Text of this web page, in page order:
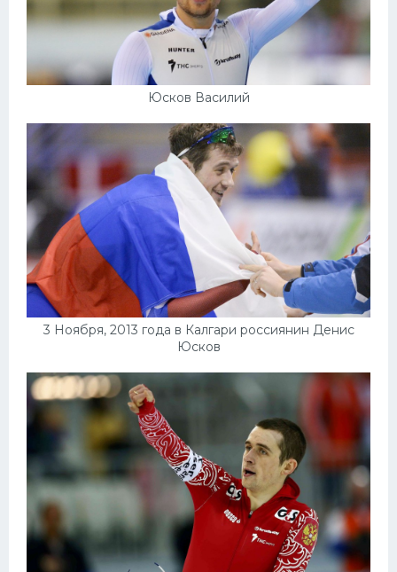
Юсков Василий
3 Ноября, 2013 года в Калгари россиянин Денис
Юсков